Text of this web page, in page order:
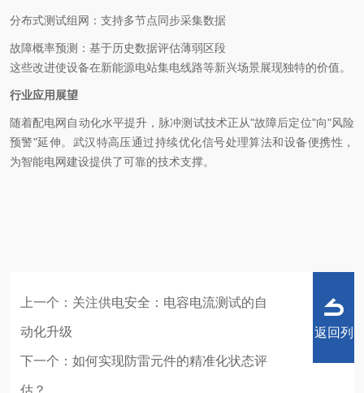
分布式测试组网：支持多节点同步采集数据
故障概率预测：基于历史数据评估薄弱区段
这些改进使设备在新能源电站集电线路等新兴场景展现独特的价值。
行业应用展望
随着配电网自动化水平提升，脉冲测试技术正从"故障后定位"向"风险
预警"延伸。武汉特高压通过持续优化信号处理算法和设备便携性，
为智能电网建设提供了可靠的技术支撑。
上一个： 关注供电安全：电容电流测试的自
动化升级
下一个： 如何实现防雷元件的精准化状态评
估？
返回列